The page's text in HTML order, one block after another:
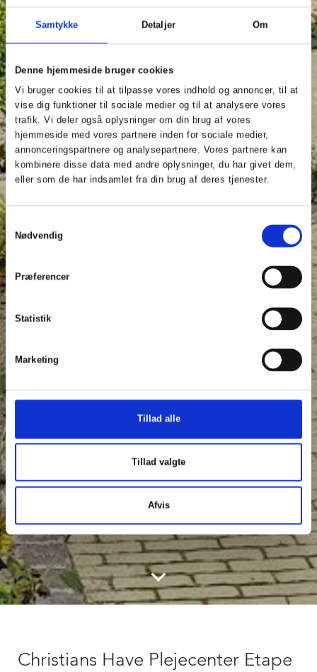
Samtykke Detaljer Om
Denne hjemmeside bruger cookies
Vi bruger cookies til at tilpasse vores indhold og annoncer, til at
vise dig funktioner til sociale medier og til at analysere vores
trafik. Vi deler også oplysninger om din brug af vores
hjemmeside med vores partnere inden for sociale medier,
annonceringspartnere og analysepartnere. Vores partnere kan
kombinere disse data med andre oplysninger, du har givet dem,
eller som de har indsamlet fra din brug af deres tjenester.
Samtykkevalg
Nødvendig
Præferencer
Statistik
Marketing
Tillad alle
Tillad valgte
Afvis
keyboard_arrow_down
Christians Have Plejecenter Etape